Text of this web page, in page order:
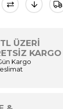
ÜZERİ
KARGO
Kargo